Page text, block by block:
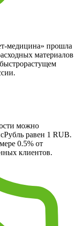
медицина» прошла
материалов
можно
равен 1 RUB.
0.5% от
клиентов.